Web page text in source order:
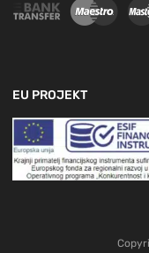
EU PROJEKT